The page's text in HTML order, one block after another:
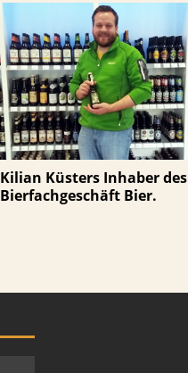
Kilian Küsters Inhaber des
Bierfachgeschäft Bier.